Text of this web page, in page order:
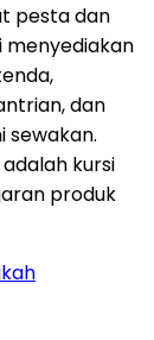
pesta dan
dan
sewakan.
kursi
produk